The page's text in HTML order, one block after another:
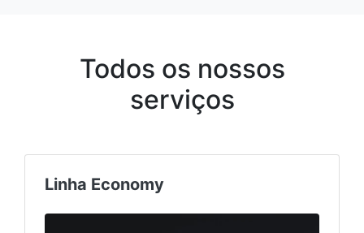
Todos os nossos
serviços
Linha Economy